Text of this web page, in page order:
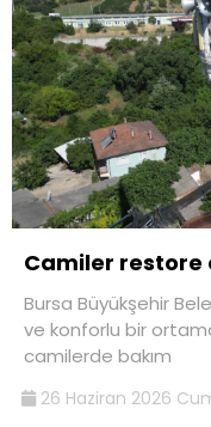
Camiler restore
Bursa Büyükşehir
ve konforlu bir
camilerde bakım
26 Haziran 2026